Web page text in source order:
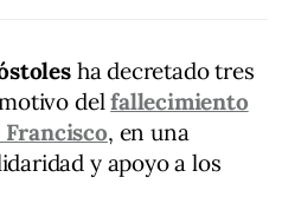
ha decretado tres
delfallecimiento
Francisco, en una
y apoyo a los